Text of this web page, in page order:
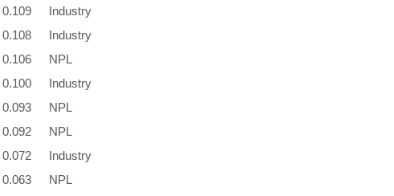
0.109
Industry
0.108
Industry
0.106
NPL
0.100
Industry
0.093
NPL
0.092
NPL
0.072
Industry
0.063
NPL